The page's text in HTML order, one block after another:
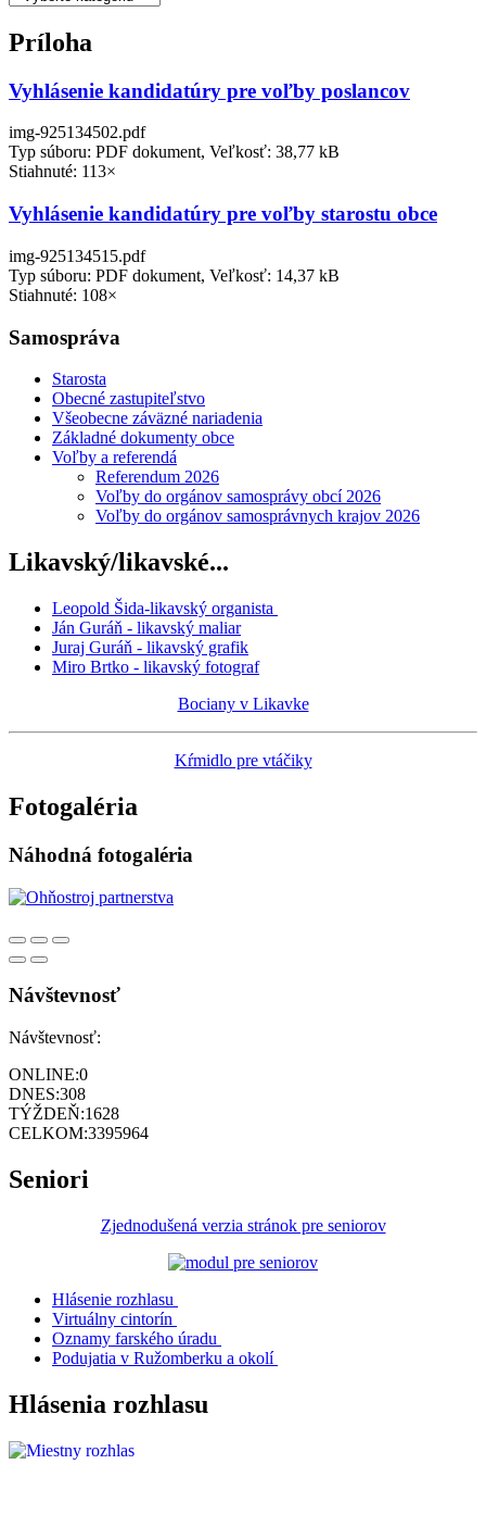
Príloha
Vyhlásenie kandidatúry pre voľby poslancov
img-925134502.pdf
Typ súboru: PDF dokument, Veľkosť: 38,77 kB
Stiahnuté: 113×
Vyhlásenie kandidatúry pre voľby starostu obce
img-925134515.pdf
Typ súboru: PDF dokument, Veľkosť: 14,37 kB
Stiahnuté: 108×
Samospráva
Starosta
Obecné zastupiteľstvo
Všeobecne záväzné nariadenia
Základné dokumenty obce
Voľby a referendá
Referendum 2026
Voľby do orgánov samosprávy obcí 2026
Voľby do orgánov samosprávnych krajov 2026
Likavský/likavské...
Leopold Šida-likavský organista
Ján Guráň - likavský maliar
Juraj Guráň - likavský grafik
Miro Brtko - likavský fotograf
Bociany v Likavke
Kŕmidlo pre vtáčiky
Fotogaléria
Náhodná fotogaléria
Návštevnosť
Návštevnosť:
ONLINE:0
DNES:308
TÝŽDEŇ:1628
CELKOM:3395964
Seniori
Zjednodušená verzia stránok pre seniorov
Hlásenie rozhlasu
Virtuálny cintorín
Oznamy farského úradu
Podujatia v Ružomberku a okolí
Hlásenia rozhlasu